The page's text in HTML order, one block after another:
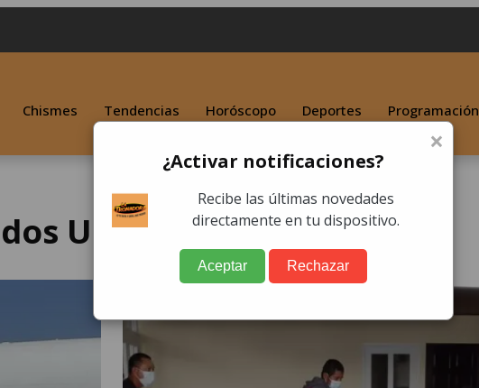
Chismes Tendencias Horóscopo Deportes Programación
Unidos
×
¿Activar notificaciones?
Recibe las últimas novedades
directamente en tu dispositivo.
Aceptar Rechazar